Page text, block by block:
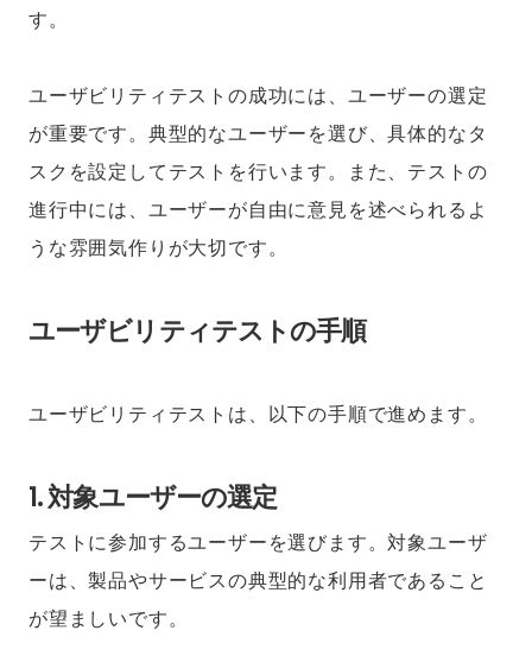
す。
ユーザビリティテストの成功には、ユーザーの選定
が重要です。典型的なユーザーを選び、具体的なタ
スクを設定してテストを行います。また、テストの
進行中には、ユーザーが自由に意見を述べられるよ
うな雰囲気作りが大切です。
ユーザビリティテストの手順
ユーザビリティテストは、以下の手順で進めます。
1. 対象ユーザーの選定
テストに参加するユーザーを選びます。対象ユーザ
ーは、製品やサービスの典型的な利用者であること
が望ましいです。